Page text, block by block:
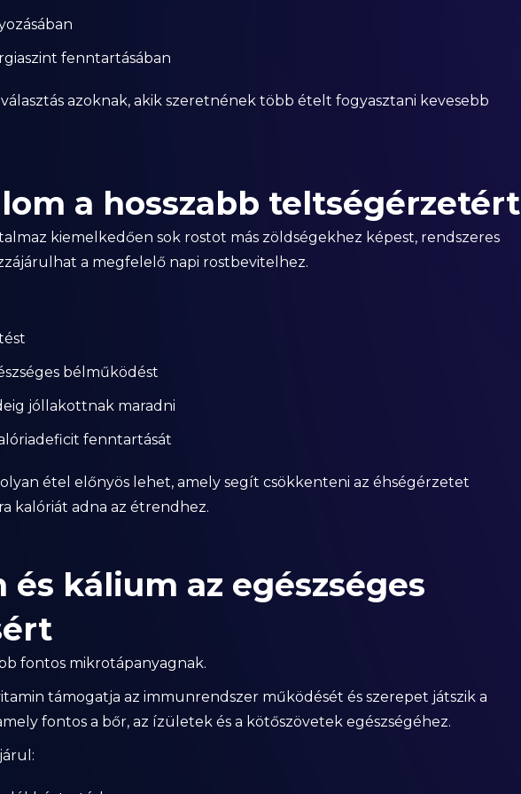
fenntartásában
azoknak, akik szeretnének több ételt fogyasztani kevesebb
a hosszabb teltségérzetért
kiemelkedően sok rostot más zöldségekhez képest, rendszeres
a megfelelő napi rostbevitelhez.
bélműködést
jóllakottnak maradni
fenntartását
étel előnyös lehet, amely segít csökkenteni az éhségérzetet
kalóriát adna az étrendhez.
és kálium az egészséges
fontos mikrotápanyagnak.
támogatja az immunrendszer működését és szerepet játszik a
fontos a bőr, az ízületek és a kötőszövetek egészségéhez.